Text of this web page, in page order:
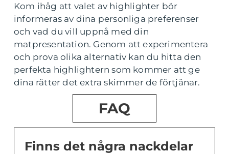
Kom ihåg att valet av highlighter bör
informeras av dina personliga preferenser
och vad du vill uppnå med din
matpresentation. Genom att experimentera
och prova olika alternativ kan du hitta den
perfekta highlightern som kommer att ge
dina rätter det extra skimmer de förtjänar.
FAQ
Finns det några nackdelar